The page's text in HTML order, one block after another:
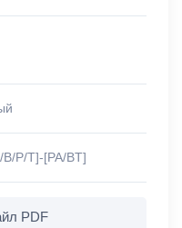
P/T]-[PA/BT]
PDF